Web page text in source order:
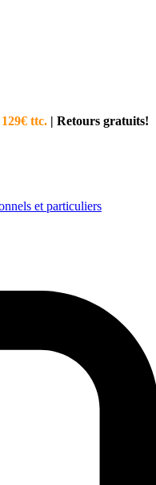
129€ ttc. | Retours gratuits!
et particuliers